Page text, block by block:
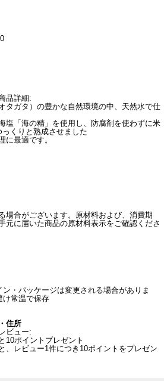
品詳細:
タガタ）の豊かな自然環境の中、天然水で仕
塩「海の精」を使用し、防腐剤を使わずに米
くりと熟成させました
に最適です。
場合がございます。原材料および、消費期
元に届いた商品の原材料表示をご確認くださ
・パッケージは変更される場合がありま
け常温で保存
住所
ビュー:
10ポイントプレゼント
、レビュー1件につき10ポイントをプレゼン